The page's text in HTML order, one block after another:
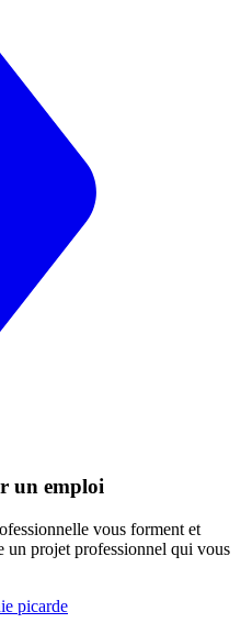
un emploi
vous forment et
un projet professionnel qui vous
picarde